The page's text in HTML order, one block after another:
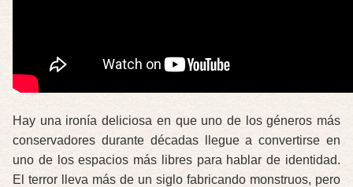
Hay una ironía deliciosa en que uno de los géneros más
conservadores durante décadas llegue a convertirse en
uno de los espacios más libres para hablar de identidad.
El terror lleva más de un siglo fabricando monstruos, pero